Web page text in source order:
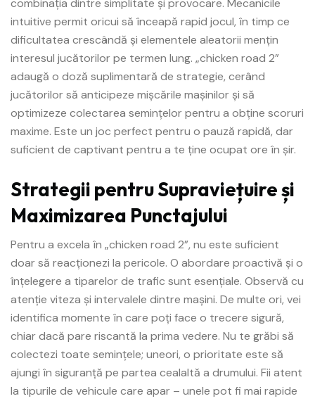
combinația dintre simplitate și provocare. Mecanicile
intuitive permit oricui să înceapă rapid jocul, în timp ce
dificultatea crescândă și elementele aleatorii mențin
interesul jucătorilor pe termen lung. „chicken road 2”
adaugă o doză suplimentară de strategie, cerând
jucătorilor să anticipeze mișcările mașinilor și să
optimizeze colectarea semințelor pentru a obține scoruri
maxime. Este un joc perfect pentru o pauză rapidă, dar
suficient de captivant pentru a te ține ocupat ore în șir.
Strategii pentru Supraviețuire și
Maximizarea Punctajului
Pentru a excela în „chicken road 2”, nu este suficient
doar să reacționezi la pericole. O abordare proactivă și o
înțelegere a tiparelor de trafic sunt esențiale. Observă cu
atenție viteza și intervalele dintre mașini. De multe ori, vei
identifica momente în care poți face o trecere sigură,
chiar dacă pare riscantă la prima vedere. Nu te grăbi să
colectezi toate semințele; uneori, o prioritate este să
ajungi în siguranță pe partea cealaltă a drumului. Fii atent
la tipurile de vehicule care apar – unele pot fi mai rapide